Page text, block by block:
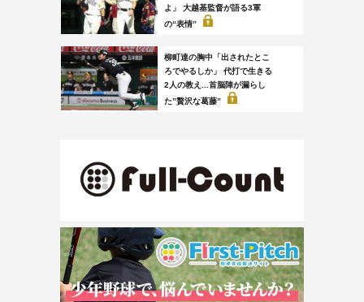
よ」 大越基監督が語る3軍
の“表情”
柳町達の胸中「出されたとこ
ろでやるしか」 代打で生きる
2人の教え...首脳陣が漏らし
た”贅沢な葛藤”